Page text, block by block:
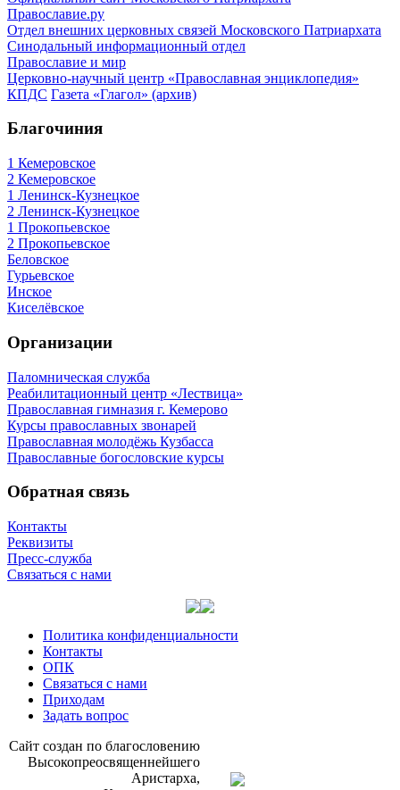
Православие.ру
Отдел внешних церковных связей Московского Патриархата
Синодальный информационный отдел
Православие и мир
Церковно-научный центр «Православная энциклопедия»
КПДС Газета «Глагол» (архив)
Благочиния
1 Кемеровское
2 Кемеровское
1 Ленинск-Кузнецкое
2 Ленинск-Кузнецкое
1 Прокопьевское
2 Прокопьевское
Беловское
Гурьевское
Инское
Киселёвское
Организации
Паломническая служба
Реабилитационный центр «Лествица»
Православная гимназия г. Кемерово
Курсы православных звонарей
Православная молодёжь Кузбасса
Православные богословские курсы
Обратная связь
Контакты
Реквизиты
Пресс-служба
Связаться с нами
Политика конфиденциальности
Контакты
ОПК
Связаться с нами
Приходам
Задать вопрос
Сайт со­здан по бла­го­сло­ве­нию
Вы­со­ко­прео­свя­щен­ней­ше­го
Ари­стар­ха,